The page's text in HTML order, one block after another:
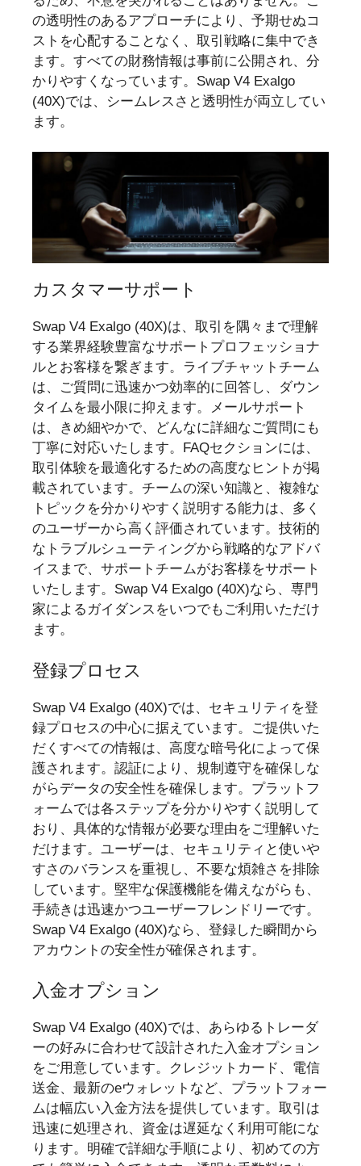
の透明性のあるアプローチにより、予期せぬコ
ストを心配することなく、取引戦略に集中でき
ます。すべての財務情報は事前に公開され、分
かりやすくなっています。Swap V4 Exalgo
(40X)では、シームレスさと透明性が両立してい
ます。
カスタマーサポート
Swap V4 Exalgo (40X)は、取引を隅々まで理解
する業界経験豊富なサポートプロフェッショナ
ルとお客様を繋ぎます。ライブチャットチーム
は、ご質問に迅速かつ効率的に回答し、ダウン
タイムを最小限に抑えます。メールサポート
は、きめ細やかで、どんなに詳細なご質問にも
丁寧に対応いたします。FAQセクションには、
取引体験を最適化するための高度なヒントが掲
載されています。チームの深い知識と、複雑な
トピックを分かりやすく説明する能力は、多く
のユーザーから高く評価されています。技術的
なトラブルシューティングから戦略的なアドバ
イスまで、サポートチームがお客様をサポート
いたします。Swap V4 Exalgo (40X)なら、専門
家によるガイダンスをいつでもご利用いただけ
ます。
登録プロセス
Swap V4 Exalgo (40X)では、セキュリティを登
録プロセスの中心に据えています。ご提供いた
だくすべての情報は、高度な暗号化によって保
護されます。認証により、規制遵守を確保しな
がらデータの安全性を確保します。プラットフ
ォームでは各ステップを分かりやすく説明して
おり、具体的な情報が必要な理由をご理解いた
だけます。ユーザーは、セキュリティと使いや
すさのバランスを重視し、不要な煩雑さを排除
しています。堅牢な保護機能を備えながらも、
手続きは迅速かつユーザーフレンドリーです。
Swap V4 Exalgo (40X)なら、登録した瞬間から
アカウントの安全性が確保されます。
入金オプション
Swap V4 Exalgo (40X)では、あらゆるトレーダ
ーの好みに合わせて設計された入金オプション
をご用意しています。クレジットカード、電信
送金、最新のeウォレットなど、プラットフォー
ムは幅広い入金方法を提供しています。取引は
迅速に処理され、資金は遅延なく利用可能にな
ります。明確で詳細な手順により、初めての方